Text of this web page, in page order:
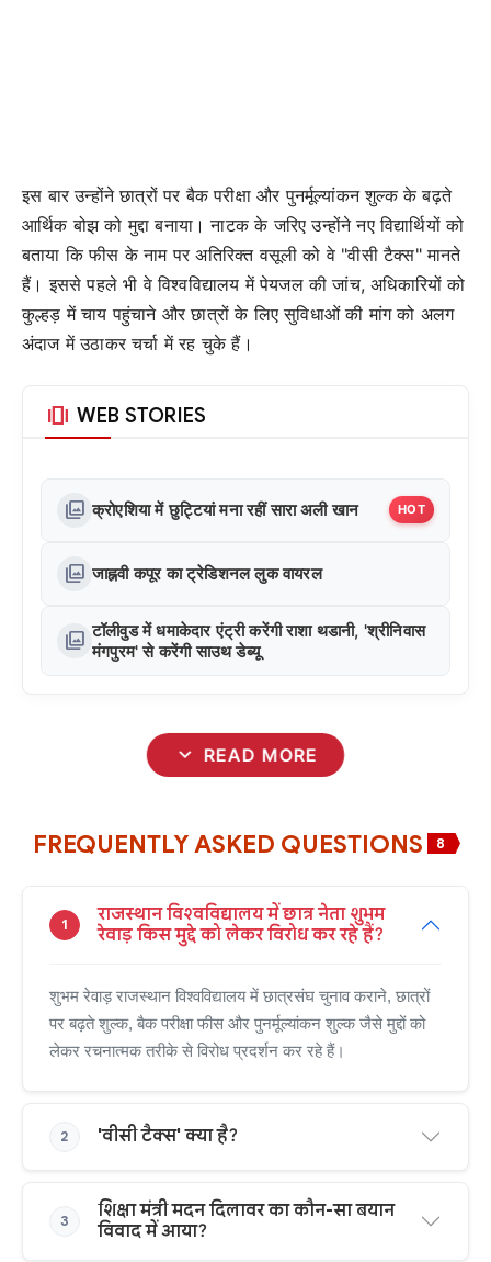
इस बार उन्होंने छात्रों पर बैक परीक्षा और पुनर्मूल्यांकन शुल्क के बढ़ते
आर्थिक बोझ को मुद्दा बनाया। नाटक के जरिए उन्होंने नए विद्यार्थियों को
बताया कि फीस के नाम पर अतिरिक्त वसूली को वे "वीसी टैक्स" मानते
हैं। इससे पहले भी वे विश्वविद्यालय में पेयजल की जांच, अधिकारियों को
कुल्हड़ में चाय पहुंचाने और छात्रों के लिए सुविधाओं की मांग को अलग
अंदाज में उठाकर चर्चा में रह चुके हैं।
amp_stories WEB STORIES
photo_library क्रोएशिया में छुट्टियां मना रहीं सारा अली खान HOT
photo_library जाह्नवी कपूर का ट्रेडिशनल लुक वायरल
photo_library टॉलीवुड में धमाकेदार एंट्री करेंगी राशा थडानी, 'श्रीनिवास
मंगपुरम' से करेंगी साउथ डेब्यू
expand_more READ MORE
FREQUENTLY ASKED QUESTIONS 8
1
राजस्थान विश्वविद्यालय में छात्र नेता शुभम
रेवाड़ किस मुद्दे को लेकर विरोध कर रहे हैं?
शुभम रेवाड़ राजस्थान विश्वविद्यालय में छात्रसंघ चुनाव कराने, छात्रों
पर बढ़ते शुल्क, बैक परीक्षा फीस और पुनर्मूल्यांकन शुल्क जैसे मुद्दों को
लेकर रचनात्मक तरीके से विरोध प्रदर्शन कर रहे हैं।
2 'वीसी टैक्स' क्या है?
3
शिक्षा मंत्री मदन दिलावर का कौन-सा बयान
विवाद में आया?